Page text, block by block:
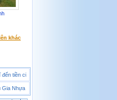
khác
đến tiền cũng làm người ta ích kỷ
Nhựa♥